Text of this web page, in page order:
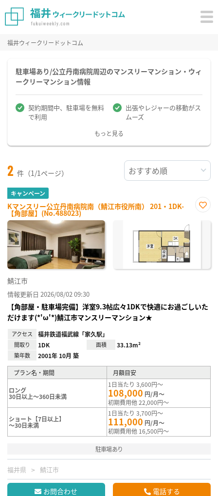
福井ウィークリードットコム
駐車場あり/公立丹南病院周辺のマンスリーマンション・ウィ
ークリーマンション情報
契約期間中、駐車場を無料
で利用
出張やレジャーの移動がス
ムーズ
もっと見る
2 件（1/1ページ）
キャンペーン
Kマンスリー公立丹南病院南（鯖江市役所南） 201・1DK-
【角部屋】(No.488023)
に入
鯖江市
情報更新日 2026/08/02 09:30
【角部屋・駐車場完備】洋室9.3帖広々1DKで快適にお過ごしいた
だけます(*'ω'*)鯖江市マンスリーマンション★
アクセス 福井鉄道福武線「家久駅」
間取り 1DK 面積 33.13m²
築年数 2001年 10月 築
プラン名・期間 月額目安
ロング
30日以上～360日未満
1日当たり 3,600円～
108,000 円/月～
初期費用他 22,000円～
ショート【7日以上】
～30日未満
1日当たり 3,700円～
111,000 円/月～
初期費用他 16,500円～
駐車場あり
福井県 鯖江市
お問合わせ 電話する